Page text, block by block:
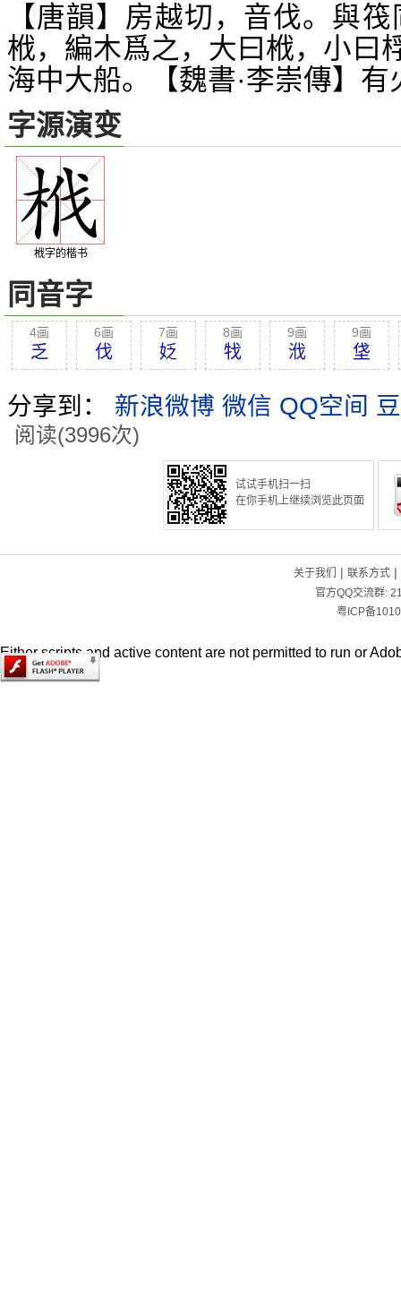
【唐韻】房越切，音伐。與
栰，編木爲之，大曰栰，小曰
海中大船。【魏書·李崇傳】有
字源演变
栰字的楷书
同音字
4画
乏
6画
伐
7画
姂
8画
牫
9画
浌
9画
垡
分享到： 新浪微博 微信 QQ空间
阅读(3996次)
试试手机扫一扫
在你手机上继续浏览此页面
关于我们 | 联系方式|
官方QQ交流群:
粤ICP备
Either scripts and active content are not permitted to run or